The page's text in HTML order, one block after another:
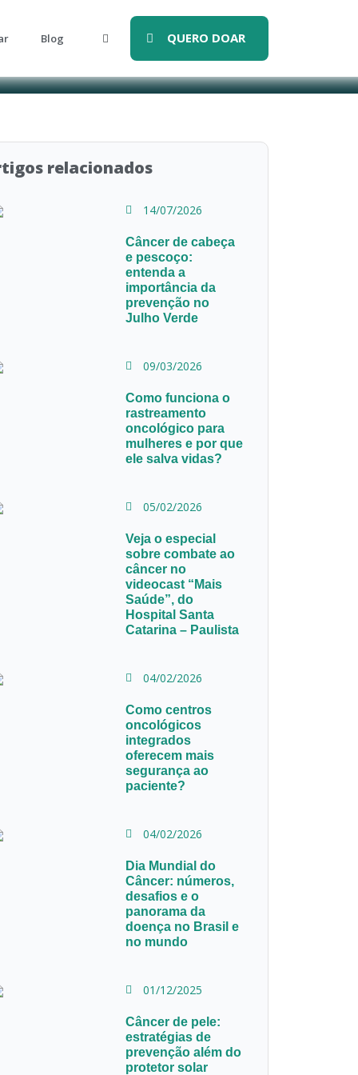
Blog QUERO DOAR
relacionados
14/07/2026
Câncer de cabeça
e pescoço:
entenda a
importância da
prevenção no
Julho Verde
09/03/2026
Como funciona o
rastreamento
oncológico para
mulheres e por que
ele salva vidas?
05/02/2026
Veja o especial
sobre combate ao
câncer no
videocast “Mais
Saúde”, do
Hospital Santa
Catarina – Paulista
04/02/2026
Como centros
oncológicos
integrados
oferecem mais
segurança ao
paciente?
04/02/2026
Dia Mundial do
Câncer: números,
desafios e o
panorama da
doença no Brasil e
no mundo
01/12/2025
Câncer de pele:
estratégias de
prevenção além do
protetor solar